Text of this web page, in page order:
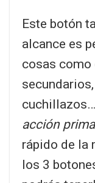
Este botón
alcance es
cosas como
acción
rápido de la
los 3